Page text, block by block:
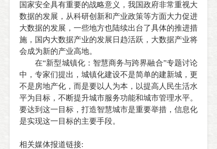
国家安全具有重要的战略意义，我国政府非常重视大
数据的发展，从科研创新和产业政策等方面大力促进
大数据的发展，一些地方也陆续出台了具体的推进措
施，国内大数据产业的发展日趋活跃，大数据产业将
会成为新的产业高地。
在“新型城镇化：智慧商务与跨界融合”专题讨论
中，专家们提出，城镇化建设不是简单的建新城，更
不是房地产化，而是要以人为本，以提高人民生活水
平为目标，不断提升城市服务功能和城市管理水平。
要达到这一目标，打造智慧城市是重要举措，信息化
是实现这一目标的主要手段。
相关媒体报道链接: